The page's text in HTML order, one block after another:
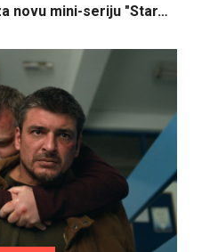
novu mini-seriju "Star…